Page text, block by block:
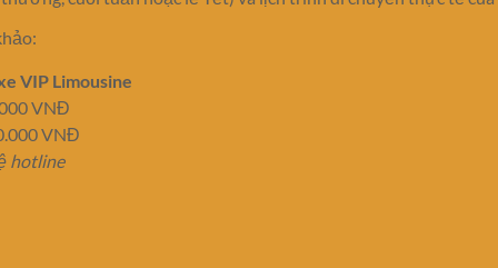
VIP Limousine
VNĐ
VNĐ
hotline